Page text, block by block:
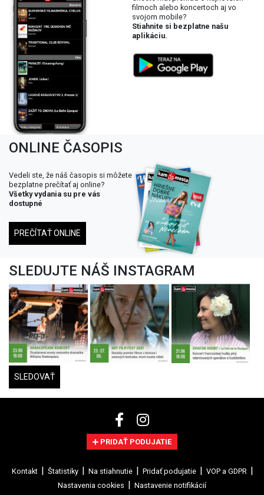
filmoch alebo koncertoch aj vo
svojom mobile?
Stiahnite si bezplatne našu
aplikáciu.
ONLINE ČASOPIS
Vedeli ste, že náš časopis si môžete
bezplatne prečítať aj online?
Všetky vydania su pre vás
dostupné
PREČÍTAŤ ONLINE
SLEDUJTE NÁŠ INSTAGRAM
SLEDOVAŤ
PRIDAŤ PODUJATIE
Kontakt Štatistiky Na stiahnutie Pridať podujatie
VOP a GDPR
Nastavenia cookies
Nastavenie notifikácií